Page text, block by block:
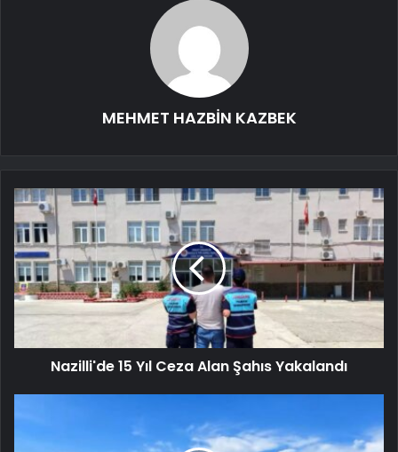
MEHMET HAZBİN KAZBEK
Nazilli'de 15 Yıl Ceza Alan Şahıs Yakalandı